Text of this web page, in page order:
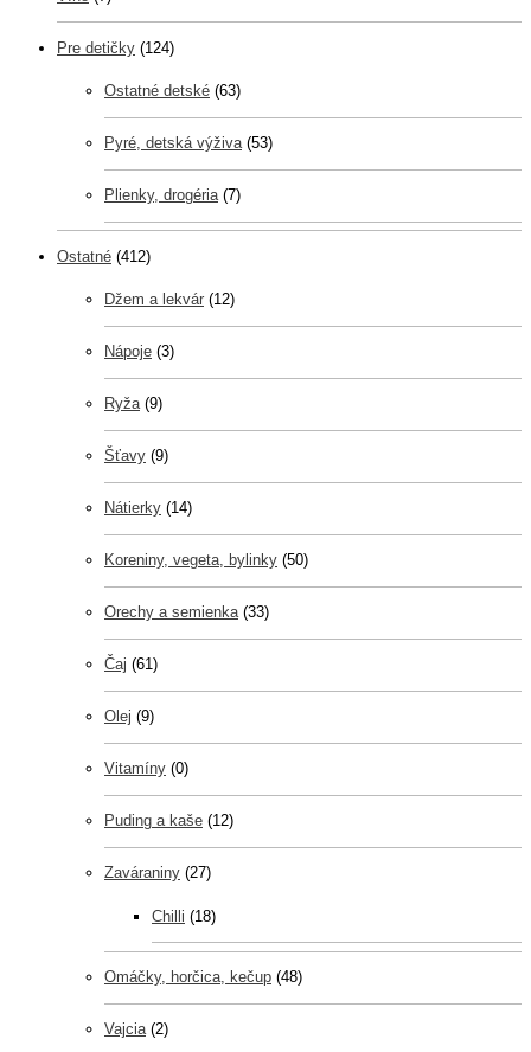
Pre detičky (124)
Ostatné detské (63)
Pyré, detská výživa (53)
Plienky, drogéria (7)
Ostatné (412)
Džem a lekvár (12)
Nápoje (3)
Ryža (9)
Šťavy (9)
Nátierky (14)
Koreniny, vegeta, bylinky (50)
Orechy a semienka (33)
Čaj (61)
Olej (9)
Vitamíny (0)
Puding a kaše (12)
Zaváraniny (27)
Chilli (18)
Omáčky, horčica, kečup (48)
Vajcia (2)